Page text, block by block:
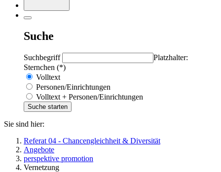
Suche
Suchbegriff
Platzhalter:
Sternchen (*)
Volltext
Personen/Einrichtungen
Volltext + Personen/Einrichtungen
Sie sind hier:
Referat 04 - Chancengleichheit & Diversität
Angebote
perspektive promotion
Vernetzung